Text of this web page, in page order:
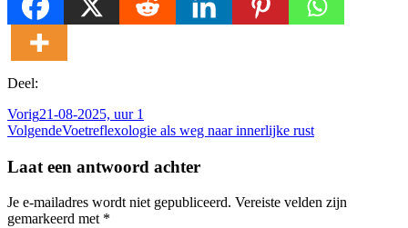
Deel:
Vorig21-08-2025, uur 1
VolgendeVoetreflexologie als weg naar innerlijke rust
Laat een antwoord achter
Je e-mailadres wordt niet gepubliceerd. Vereiste velden zijn
gemarkeerd met *